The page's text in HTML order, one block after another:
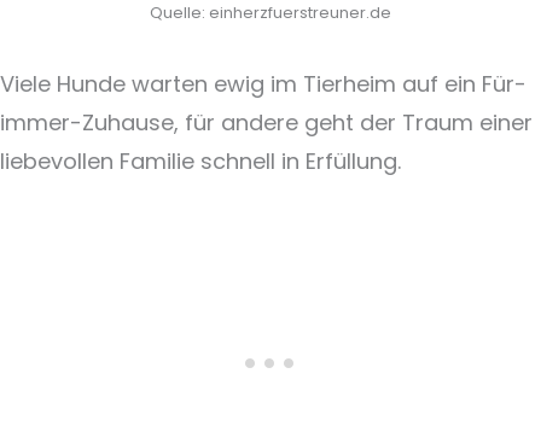
Quelle: einherzfuerstreuner.de
Viele Hunde warten ewig im Tierheim auf ein Für-
immer-Zuhause, für andere geht der Traum einer
liebevollen Familie schnell in Erfüllung.